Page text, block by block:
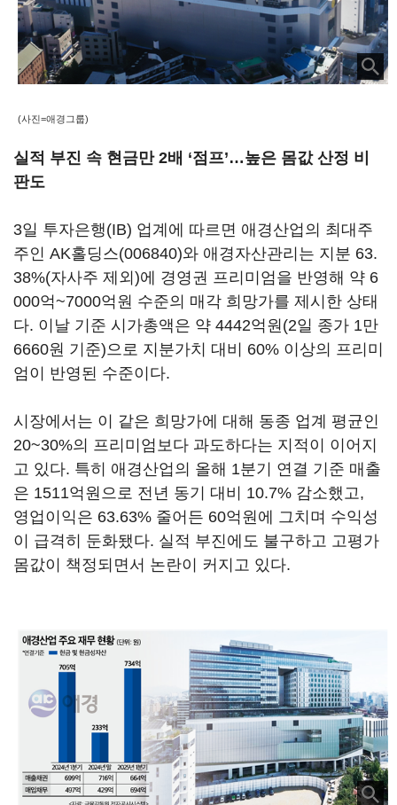
(사진=애경그룹)
실적 부진 속 현금만 2배 ‘점프’…높은 몸값 산정 비
판도
3일 투자은행(IB) 업계에 따르면 애경산업의 최대주
주인 AK홀딩스(006840)와 애경자산관리는 지분 63.
38%(자사주 제외)에 경영권 프리미엄을 반영해 약 6
000억~7000억원 수준의 매각 희망가를 제시한 상태
다. 이날 기준 시가총액은 약 4442억원(2일 종가 1만
6660원 기준)으로 지분가치 대비 60% 이상의 프리미
엄이 반영된 수준이다.
시장에서는 이 같은 희망가에 대해 동종 업계 평균인
20~30%의 프리미엄보다 과도하다는 지적이 이어지
고 있다. 특히 애경산업의 올해 1분기 연결 기준 매출
은 1511억원으로 전년 동기 대비 10.7% 감소했고,
영업이익은 63.63% 줄어든 60억원에 그치며 수익성
이 급격히 둔화됐다. 실적 부진에도 불구하고 고평가
몸값이 책정되면서 논란이 커지고 있다.